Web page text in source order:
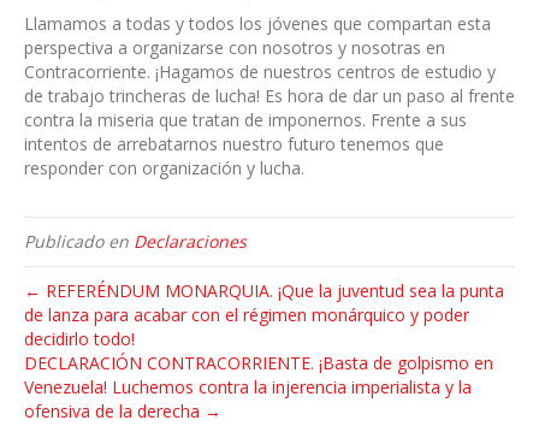
Llamamos a todas y todos los jóvenes que compartan esta
perspectiva a organizarse con nosotros y nosotras en
Contracorriente. ¡Hagamos de nuestros centros de estudio y
de trabajo trincheras de lucha! Es hora de dar un paso al frente
contra la miseria que tratan de imponernos. Frente a sus
intentos de arrebatarnos nuestro futuro tenemos que
responder con organización y lucha.
Publicado en Declaraciones
← REFERÉNDUM MONARQUIA. ¡Que la juventud sea la punta
de lanza para acabar con el régimen monárquico y poder
decidirlo todo!
DECLARACIÓN CONTRACORRIENTE. ¡Basta de golpismo en
Venezuela! Luchemos contra la injerencia imperialista y la
ofensiva de la derecha →